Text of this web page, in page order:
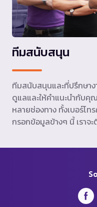
ทีมสนับสนุน
ทีมสนับสนุนและที่ปรึกษาง
ดูแลและให้คำแนะนำกับ
หลายช่องทาง ทั้งเบอร์โท
กรอกข้อมูลข้างๆ นี้ เรา